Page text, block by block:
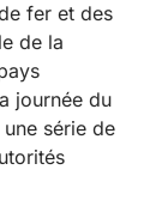
fer et des
de la
journée du
série de